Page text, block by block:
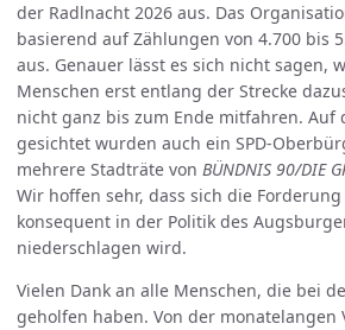
der Radlnacht 2026 aus. Das
basierend auf Zählungen von 4.700 bis
aus. Genauer lässt es sich nicht sagen,
Menschen erst entlang der Strecke
nicht ganz bis zum Ende mitfahren. Auf
gesichtet wurden auch ein SPD-
mehrere Stadträte von BÜNDNIS 90/DIE
Wir hoffen sehr, dass sich die
konsequent in der Politik des
niederschlagen wird.
Vielen Dank an alle Menschen, die bei
geholfen haben. Von der monatelangen